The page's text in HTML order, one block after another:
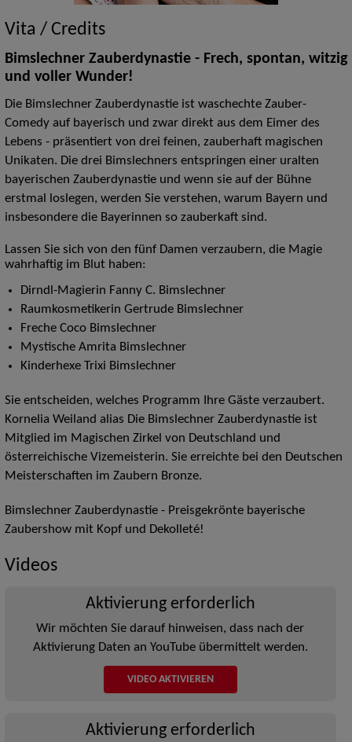
Vita / Credits
Bimslechner Zauberdynastie - Frech, spontan, witzig
und voller Wunder!
Die Bimslechner Zauberdynastie ist waschechte Zauber-
Comedy auf bayerisch und zwar direkt aus dem Eimer des
Lebens - präsentiert von drei feinen, zauberhaft magischen
Unikaten. Die drei Bimslechners entspringen einer uralten
bayerischen Zauberdynastie und wenn sie auf der Bühne
erstmal loslegen, werden Sie verstehen, warum Bayern und
insbesondere die Bayerinnen so zauberkaft sind.
Lassen Sie sich von den fünf Damen verzaubern, die Magie
wahrhaftig im Blut haben:
Dirndl-Magierin Fanny C. Bimslechner
Raumkosmetikerin Gertrude Bimslechner
Freche Coco Bimslechner
Mystische Amrita Bimslechner
Kinderhexe Trixi Bimslechner
Sie entscheiden, welches Programm Ihre Gäste verzaubert.
Kornelia Weiland alias Die Bimslechner Zauberdynastie ist
Mitglied im Magischen Zirkel von Deutschland und
österreichische Vizemeisterin. Sie erreichte bei den Deutschen
Meisterschaften im Zaubern Bronze.
Bimslechner Zauberdynastie - Preisgekrönte bayerische
Zaubershow mit Kopf und Dekolleté!
Videos
Aktivierung erforderlich
Wir möchten Sie darauf hinweisen, dass nach der
Aktivierung Daten an YouTube übermittelt werden.
VIDEO AKTIVIEREN
Aktivierung erforderlich